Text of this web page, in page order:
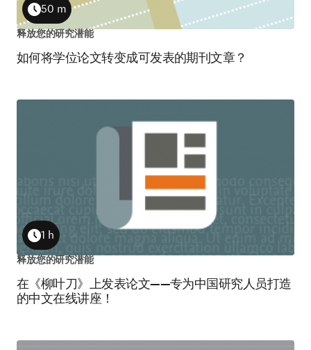
如何将学位论文转变成可发表的期刊文章？
Duration
50 m
释放您的研究潜能
在《柳叶刀》上发表论文——专为中国研究人员打造
的中文在线讲座！
Duration
1 h
释放您的研究潜能